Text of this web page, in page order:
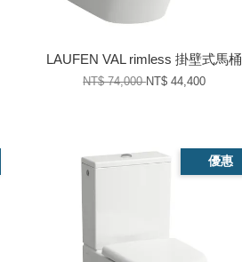
LAUFEN VAL rimless 掛壁式馬桶
NT$ 74,000NT$ 44,400
優惠